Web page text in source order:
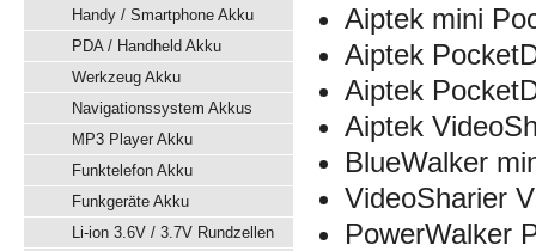
Handy / Smartphone Akku
PDA / Handheld Akku
Werkzeug Akku
Navigationssystem Akkus
MP3 Player Akku
Funktelefon Akku
Funkgeräte Akku
Li-ion 3.6V / 3.7V Rundzellen
Aiptek mini
Aiptek
Aiptek
Aiptek
BlueWalker
VideoSharier
PowerWalker